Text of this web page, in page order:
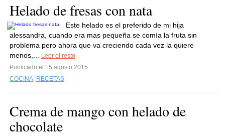
Helado de fresas con nata
Este helado es el preferido de mi hija
alessandra, cuando era mas pequeña se comía la fruta sin
problema pero ahora que va creciendo cada vez la quiere
menos,...
Leer el resto
Publicado el 15 agosto 2015
COCINA, RECETAS
Crema de mango con helado de
chocolate